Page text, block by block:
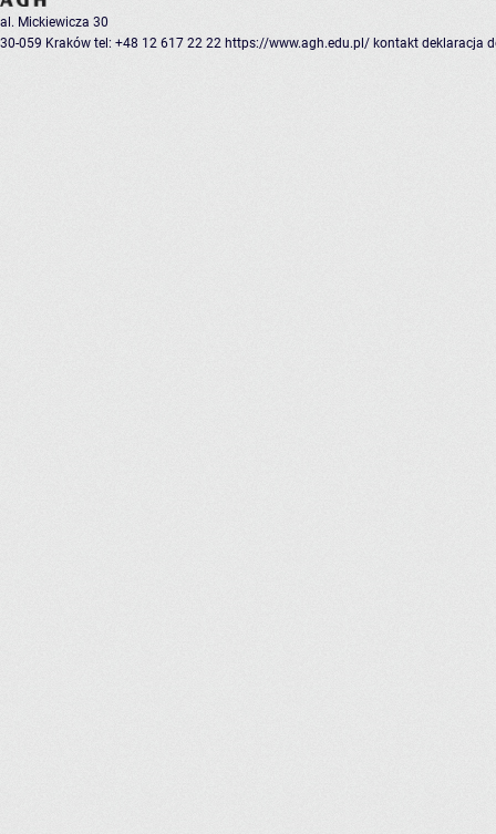
al. Mickiewicza 30
30-059 Kraków tel: +48 12 617 22 22 https://www.agh.edu.pl/ kontakt deklaracja